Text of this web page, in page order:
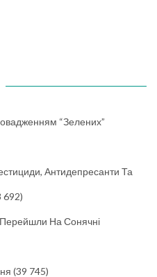
“зелених”
Антидепресанти Та
692)
Перейшли На Сонячні
(39 745)